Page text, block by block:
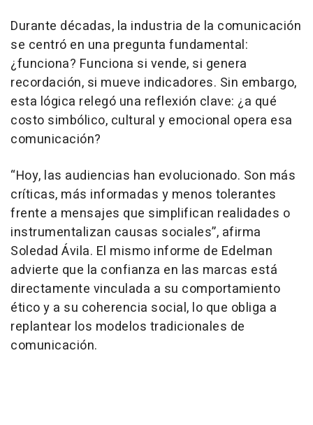
Durante décadas, la industria de la comunicación
se centró en una pregunta fundamental:
¿funciona? Funciona si vende, si genera
recordación, si mueve indicadores. Sin embargo,
esta lógica relegó una reflexión clave: ¿a qué
costo simbólico, cultural y emocional opera esa
comunicación?
“Hoy, las audiencias han evolucionado. Son más
críticas, más informadas y menos tolerantes
frente a mensajes que simplifican realidades o
instrumentalizan causas sociales”, afirma
Soledad Ávila. El mismo informe de Edelman
advierte que la confianza en las marcas está
directamente vinculada a su comportamiento
ético y a su coherencia social, lo que obliga a
replantear los modelos tradicionales de
comunicación.